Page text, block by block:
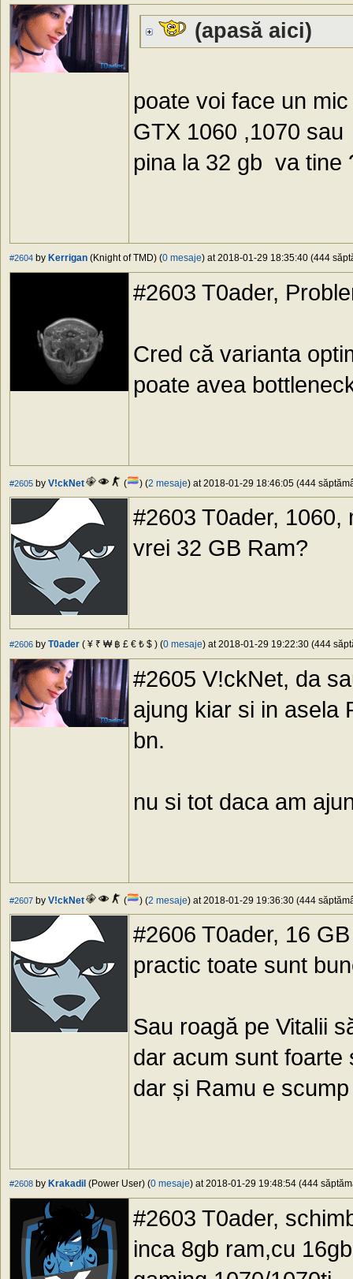
(apasă aici)
poate voi face un
GTX 1060 ,1070
pina la 32 gb va tine
#2604 by Kerrigan (Knight of TMD) (0 mesaje) at 2018-01-29 18:35:40 (444
#2603 T0ader,
Cred că varianta
poate avea
#2605 by V!ckNet ( ) (2 mesaje) at 2018-01-29 18:46:05 (444
#2603 T0ader, 1060,
vrei 32 GB Ram?
#2606 by T0ader ( ¥ ₹ ₩ ฿ £ € ₺ $ ) (0 mesaje) at 2018-01-29 19:22:30 (444
#2605 V!ckNet, da
ajung kiar si in asela
bn.
nu si tot daca am
#2607 by V!ckNet ( ) (2 mesaje) at 2018-01-29 19:36:30 (444
#2606 T0ader, 16
practic toate sunt
Sau roagă pe Vitalii
dar acum sunt foarte
dar și Ramu e
#2608 by Krakadil (Power User) (0 mesaje) at 2018-01-29 19:48:54 (444
#2603 T0ader,
inca 8gb ram,cu